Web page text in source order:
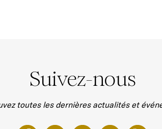
Suivez-nous
toutes les dernières actualités et